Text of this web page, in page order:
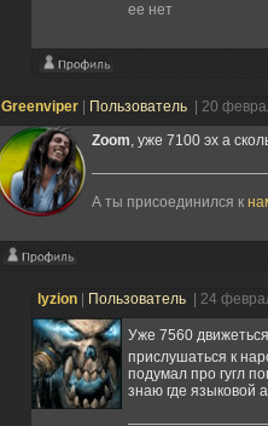
ее нет
Greenviper Пользователь | 20
Zoom, уже 7100 эх а
А ты присоединился к
lyzion Пользователь | 24
Уже 7560
прислушаться к
подумал про гугл
знаю где языковой